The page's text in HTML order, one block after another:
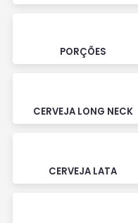
PORÇÕES
CERVEJA LONG NECK
CERVEJA LATA